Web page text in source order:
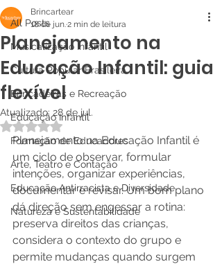
All Posts
Musicalização Infantil
Cultura Popular Brasileira
Brincadeiras e Recreação
Educação Infantil
Formação de Educadores
Arte, Teatro e Contação
Educação Antirracista e Diversidade
Natureza e Sustentabilidade
Planejamento na
Educação Infantil: guia
flexível
Brincartear
18 de jun.2 min de leitura
Atualizado: 28 de jul.
Avaliado com NaN de 5 estrelas.
Planejamento na Educação Infantil é
um ciclo de observar, formular
intenções, organizar experiências,
documentar e revisar. Um bom plano
dá direção sem engessar a rotina:
preserva direitos das crianças,
considera o contexto do grupo e
permite mudanças quando surgem